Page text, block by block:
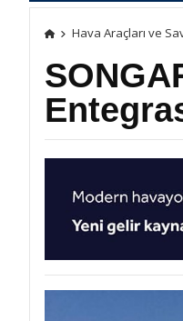
Hava Araçları ve